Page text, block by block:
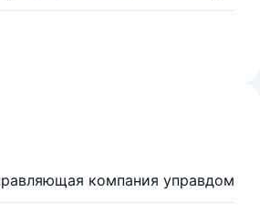
компания управдом